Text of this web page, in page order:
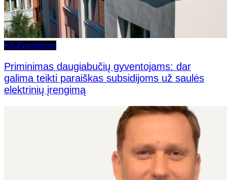
KitaNaujienos
Priminimas daugiabučių gyventojams: dar
galima teikti paraiškas subsidijoms už saulės
elektrinių įrengimą